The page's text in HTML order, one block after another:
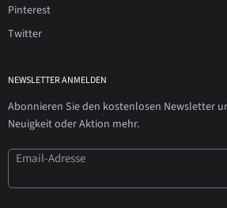
Pinterest
Twitter
NEWSLETTER ANMELDEN
Abonnieren Sie den kostenlosen Newsletter
Neuigkeit oder Aktion mehr.
Email-Adresse